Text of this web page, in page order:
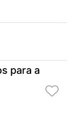
para a